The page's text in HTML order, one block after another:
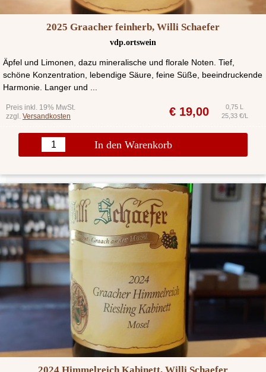
2025 Graacher feinherb, Willi Schaefer
vdp.ortswein
Äpfel und Limonen, dazu mineralische und florale Noten. Tief,
schöne Konzentration, lebendige Säure, feine Süße, beeindruckende
Harmonie. Langer und ...
Preis inkl. 19% MwSt.
zzgl. Versandkosten € 19,00
0,75 L
25,33 €/L
In den Warenkorb